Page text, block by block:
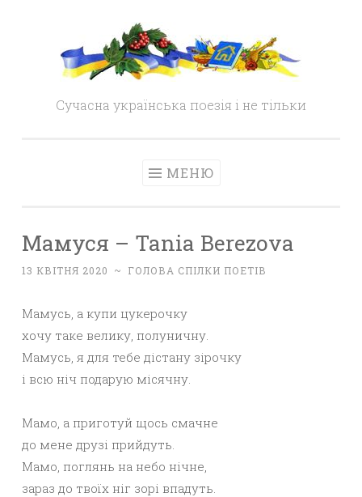
content
Сучасна українська поезія і не тільки
МЕНЮ
Мамуся – Tania Berezova
13 КВІТНЯ 2020 ~ ГОЛОВА СПІЛКИ ПОЕТІВ
Мамусь, а купи цукерочку
хочу таке велику, полуничну.
Мамусь, я для тебе дістану зірочку
і всю ніч подарую місячну.
Мамо, а приготуй щось смачне
до мене друзі прийдуть.
Мамо, поглянь на небо нічне,
зараз до твоїх ніг зорі впадуть.